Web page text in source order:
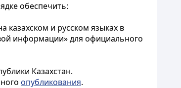
обеспечить:
казахском и русском языках в
информации» для официального
Казахстан.
опубликования.